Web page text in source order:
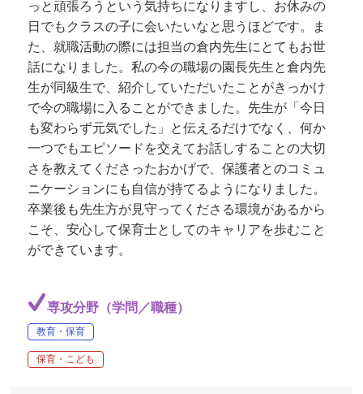
っと頑張ろうという気持ちになりますし、お休みの
日でもクラスの子に会いたいなと思うほどです。ま
た、就職活動の際には担当の倉内先生にとてもお世
話になりました。私の今の職場の園長先生と倉内先
生が同級生で、紹介していただいたことがきっかけ
で今の職場に入ることができました。先生が「今日
も変わらず元気でした」と伝えるだけでなく、何か
一つでもエピソードを交えてお話しすることの大切
さを教えてくださったおかげで、保護者とのコミュ
ニケーションにも自信が持てるようになりました。
卒業後も先生方が見守ってくださる環境があるから
こそ、安心して保育士としてのキャリアを歩むこと
ができています。
専攻分野（学問／職種）
教育・保育
保育・こども